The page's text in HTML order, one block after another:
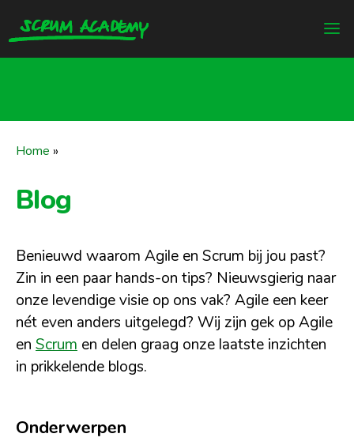
Home »
Blog
Benieuwd waarom Agile en Scrum bij jou past?
Zin in een paar hands-on tips? Nieuwsgierig naar
onze levendige visie op ons vak? Agile een keer
nét even anders uitgelegd? Wij zijn gek op Agile
en Scrum en delen graag onze laatste inzichten
in prikkelende blogs.
Onderwerpen